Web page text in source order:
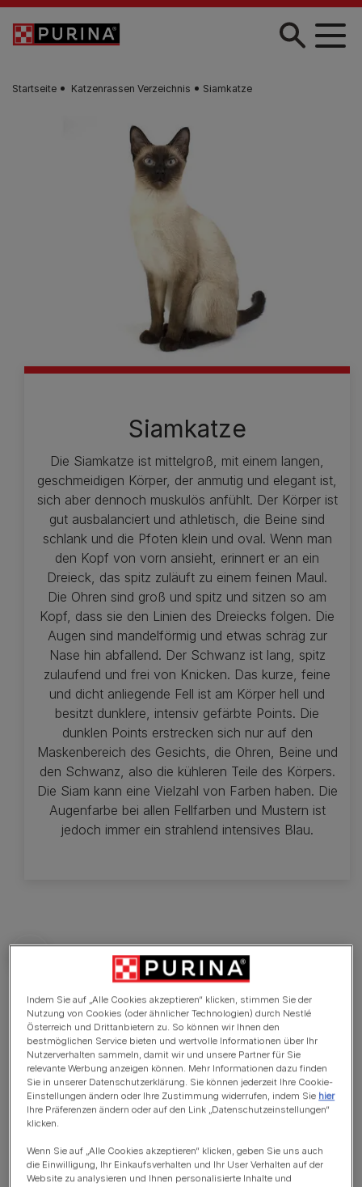
Skip to main content
Startseite Katzenrassen Verzeichnis Siamkatze
Siamkatze
Die Siamkatze ist mittelgroß, mit einem langen,
geschmeidigen Körper, der anmutig und elegant ist,
sich aber dennoch muskulös anfühlt. Der Körper ist
gut ausbalanciert und athletisch, die Beine sind
schlank und die Pfoten klein und oval. Wenn man
den Kopf von vorn ansieht, erinnert er an ein
Dreieck, das spitz zuläuft zu einem feinen Maul.
Die Ohren sind groß und spitz und sitzen so am
Kopf, dass sie den Linien des Dreiecks folgen. Die
Augen sind mandelförmig und etwas schräg zur
Nase hin abfallend. Der Schwanz ist lang, spitz
zulaufend und frei von Knicken. Das kurze, feine
und dicht anliegende Fell ist am Körper hell und
besitzt dunklere, intensiv gefärbte Points. Die
dunklen Points erstrecken sich nur auf den
Maskenbereich des Gesichts, die Ohren, Beine und
den Schwanz, also die kühleren Teile des Körpers.
Die Siam kann eine Vielzahl von Farben haben. Die
Augenfarbe bei allen Fellfarben und Mustern ist
jedoch immer ein strahlend intensives Blau.
Wissenswertes
Sehr aktiv und neugierig
Menschenbezogen und anhänglich
Miaut viel
Schlank und elegant
Wöchentliche Fellpflege
Keine hypo-allergene Katzenrase
Indem Sie auf „Alle Cookies akzeptieren“ klicken, stimmen Sie der
Nutzung von Cookies (oder ähnlicher Technologien) durch Nestlé
Österreich und Drittanbietern zu. So können wir Ihnen den
bestmöglichen Service bieten und wertvolle Informationen über Ihr
Nutzerverhalten sammeln, damit wir und unsere Partner für Sie
relevante Werbung anzeigen können. Mehr Informationen dazu finden
Sie in unserer Datenschutzerklärung. Sie können jederzeit Ihre Cookie-
Einstellungen ändern oder Ihre Zustimmung widerrufen, indem Sie hier
Ihre Präferenzen ändern oder auf den Link „Datenschutzeinstellungen“
klicken.
Wenn Sie auf „Alle Cookies akzeptieren“ klicken, geben Sie uns auch
die Einwilligung, Ihr Einkaufsverhalten und Ihr User Verhalten auf der
Website zu analysieren und Ihnen personalisierte Inhalte und